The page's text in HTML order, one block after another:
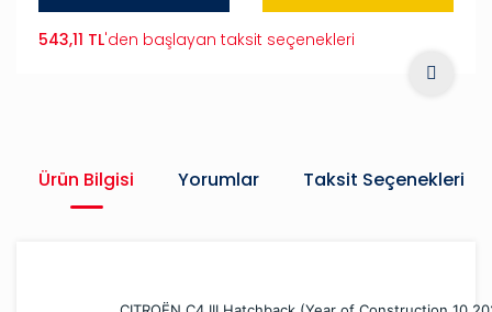
543,11 TL'den başlayan taksit seçenekleri
Ürün Bilgisi Yorumlar Taksit Seçenekleri